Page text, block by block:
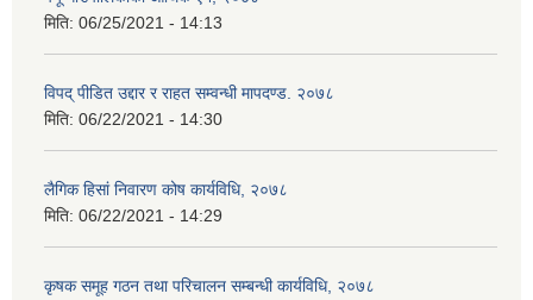
मिति: 06/25/2021 - 14:13
विपद् पीडित उद्दार र राहत सम्वन्धी मापदण्ड. २०७८
मिति: 06/22/2021 - 14:30
लैगिक हिसां निवारण कोष कार्यविधि, २०७८
मिति: 06/22/2021 - 14:29
कृषक समूह गठन तथा परिचालन सम्बन्धी कार्यविधि, २०७८